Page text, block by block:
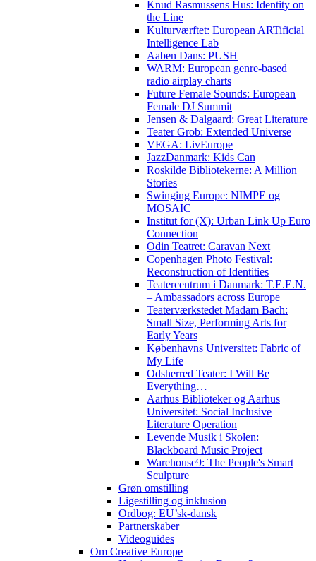
Knud Rasmussens Hus: Identity on
the Line
Kulturværftet: European ARTificial
Intelligence Lab
Aaben Dans: PUSH
WARM: European genre-based
radio airplay charts
Future Female Sounds: European
Female DJ Summit
Jensen & Dalgaard: Great Literature
Teater Grob: Extended Universe
VEGA: LivEurope
JazzDanmark: Kids Can
Roskilde Bibliotekerne: A Million
Stories
Swinging Europe: NIMPE og
MOSAIC
Institut for (X): Urban Link Up Euro
Connection
Odin Teatret: Caravan Next
Copenhagen Photo Festival:
Reconstruction of Identities
Teatercentrum i Danmark: T.E.E.N.
– Ambassadors across Europe
Teaterværkstedet Madam Bach:
Small Size, Performing Arts for
Early Years
Københavns Universitet: Fabric of
My Life
Odsherred Teater: I Will Be
Everything…
Aarhus Biblioteker og Aarhus
Universitet: Social Inclusive
Literature Operation
Levende Musik i Skolen:
Blackboard Music Project
Warehouse9: The People's Smart
Sculpture
Grøn omstilling
Ligestilling og inklusion
Ordbog: EU’sk-dansk
Partnerskaber
Videoguides
Om Creative Europe